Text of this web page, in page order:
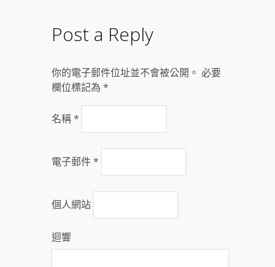
Post a Reply
你的電子郵件位址並不會被公開。 必要
欄位標記為 *
名稱*
電子郵件*
個人網站
迴響